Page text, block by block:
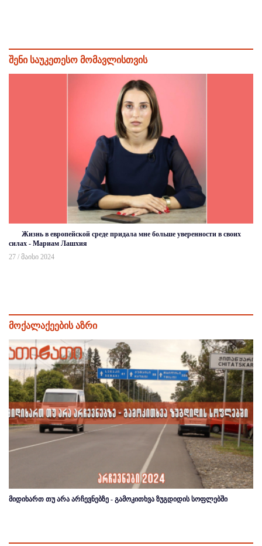
შენი საუკეთესო მომავლისთვის
Жизнь в европейской среде придала мне больше уверенности в своих
силах - Мариам Лашхия
27 / მაისი 2024
მოქალაქეების აზრი
მიდიხართ თუ არა არჩევნებზე - გამოკითხვა ზუგდიდის სოფლებში